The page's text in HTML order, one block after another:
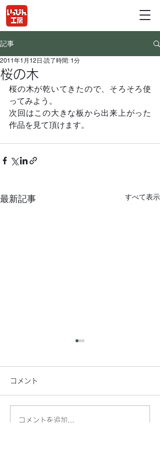
記事
桜の木
2011年1月12日 読了時間: 1分
桜の木が乾いてきたので、そろそろ使
ってみよう。
次回はこの大きな板から出来上がった
作品を見て頂けます。
最新記事 すべて表示
コメント
コメントを追加…